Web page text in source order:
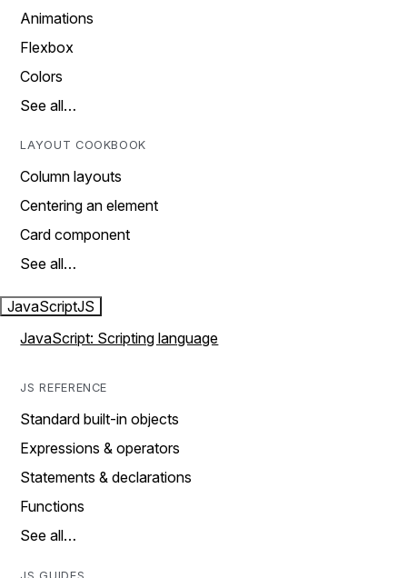
Animations
Flexbox
Colors
See all…
LAYOUT COOKBOOK
Column layouts
Centering an element
Card component
See all…
JavaScriptJS
JavaScript: Scripting language
JS REFERENCE
Standard built-in objects
Expressions & operators
Statements & declarations
Functions
See all…